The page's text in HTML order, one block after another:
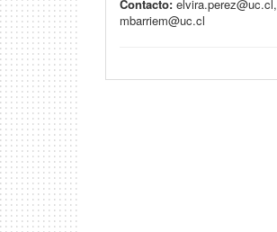
Contacto: elvira.perez@uc.cl,
mbarriem@uc.cl